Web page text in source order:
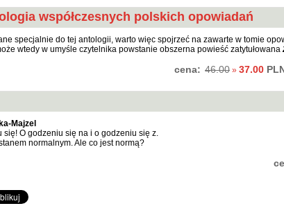
współczesnych polskich opowiadań
specjalnie do tej antologii, warto więc spojrzeć na zawarte w tomie
wtedy w umyśle czytelnika powstanie obszerna powieść zatytułowana
cena: 46.00 » 37.00
Majzel
się! O godzeniu się na i o godzeniu się z.
normalnym. Ale co jest normą?